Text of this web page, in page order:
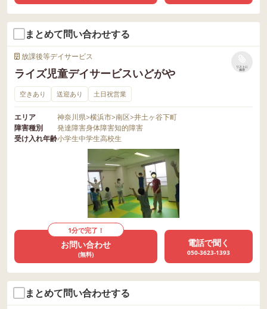
まとめて問い合わせする
放課後等デイサービス
ライズ児童デイサービスいどがや
リストに
保存
空きあり 送迎あり 土日祝営業
エリア 神奈川県>横浜市>南区>井土ヶ谷下町
障害種別
発達障害身体障害知的障害
受け入れ年齢小学生中学生高校生
1分で完了！
お問い合わせ
(無料)
電話で聞く
050-3623-1393
まとめて問い合わせする